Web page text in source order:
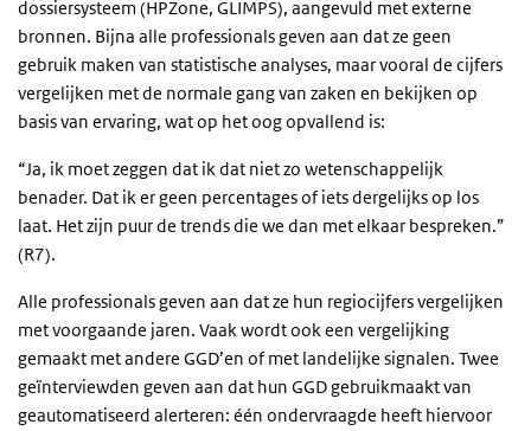
dossiersysteem (HPZone, GLIMPS), aangevuld met externe
bronnen. Bijna alle professionals geven aan dat ze geen
gebruik maken van statistische analyses, maar vooral de cijfers
vergelijken met de normale gang van zaken en bekijken op
basis van ervaring, wat op het oog opvallend is:
“Ja, ik moet zeggen dat ik dat niet zo wetenschappelijk
benader. Dat ik er geen percentages of iets dergelijks op los
laat. Het zijn puur de trends die we dan met elkaar bespreken.”
(R7).
Alle professionals geven aan dat ze hun regiocijfers vergelijken
met voorgaande jaren. Vaak wordt ook een vergelijking
gemaakt met andere GGD’en of met landelijke signalen. Twee
geïnterviewden geven aan dat hun GGD gebruikmaakt van
geautomatiseerd alerteren: één ondervraagde heeft hiervoor